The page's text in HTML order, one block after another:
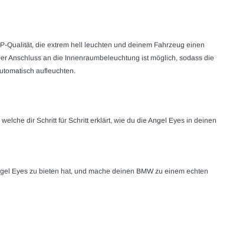
Qualität, die extrem hell leuchten und deinem Fahrzeug einen
Anschluss an die Innenraumbeleuchtung ist möglich, sodass die
aufleuchten.
dir Schritt für Schritt erklärt, wie du die Angel Eyes in deinen
Eyes zu bieten hat, und mache deinen BMW zu einem echten